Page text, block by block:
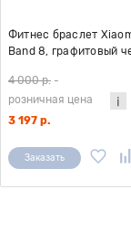
Фитнес браслет
Band 8, графитовый
4 000 р. -
розничная цена
3 197 р.
Заказать